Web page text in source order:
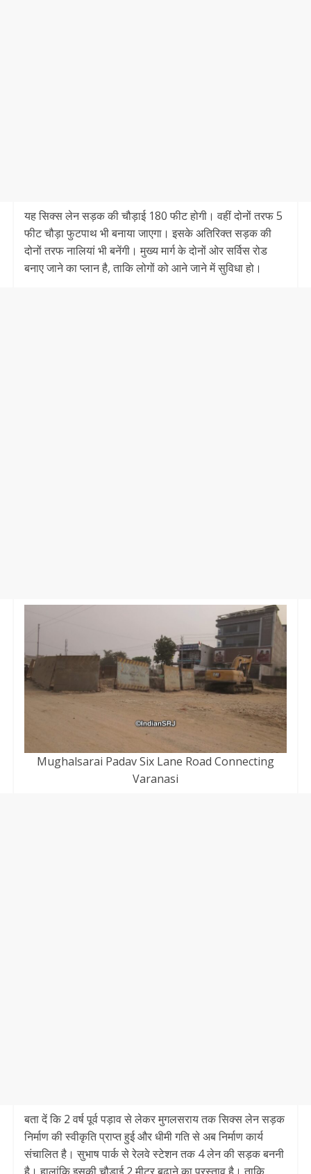
यह सिक्स लेन सड़क की चौड़ाई 180 फीट होगी। वहीं दोनों तरफ 5
फीट चौड़ा फुटपाथ भी बनाया जाएगा। इसके अतिरिक्त सड़क की
दोनों तरफ नालियां भी बनेंगी। मुख्य मार्ग के दोनों ओर सर्विस रोड
बनाए जाने का प्लान है, ताकि लोगों को आने जाने में सुविधा हो।
Mughalsarai Padav Six Lane Road Connecting
Varanasi
बता दें कि 2 वर्ष पूर्व पड़ाव से लेकर मुगलसराय तक सिक्स लेन सड़क
निर्माण की स्वीकृति प्राप्त हुई और धीमी गति से अब निर्माण कार्य
संचालित है। सुभाष पार्क से रेलवे स्टेशन तक 4 लेन की सड़क बननी